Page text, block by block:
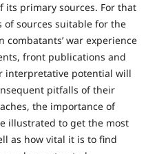
primary sources. For that
sources suitable for the
war experience
front publications and
interpretative potential will
pitfalls of their
the importance of
illustrated to get the most
as how vital it is to find